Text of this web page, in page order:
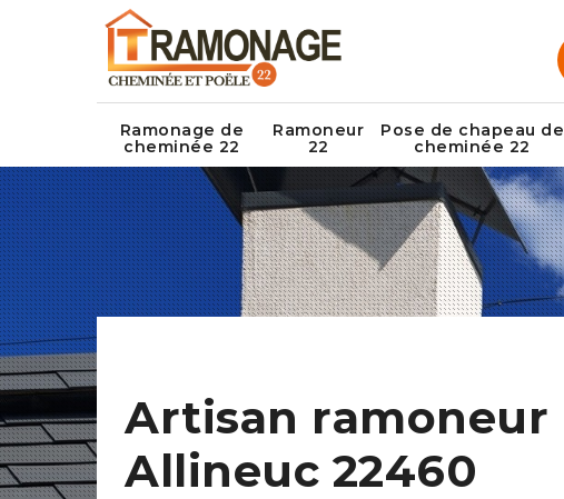
Ramonage de
cheminée 22
Ramoneur
22
Pose de chapeau de
cheminée 22
Artisan ramoneur
Allineuc 22460